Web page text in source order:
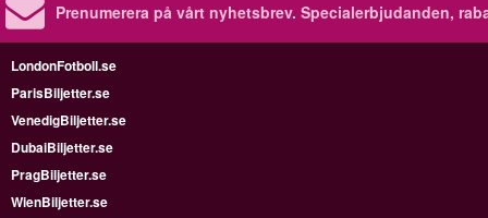
Prenumerera på vårt nyhetsbrev. Specialerbjudanden,
LondonFotboll.se
ParisBiljetter.se
VenedigBiljetter.se
DubaiBiljetter.se
PragBiljetter.se
WienBiljetter.se